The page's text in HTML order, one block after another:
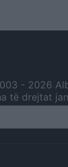
- 2026
të drejtat